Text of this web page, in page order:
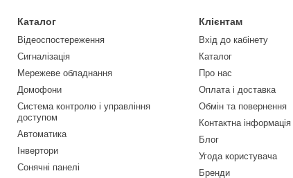
Каталог
Відеоспостереження
Сигналізація
Мережеве обладнання
Домофони
Система контролю і управління
доступом
Автоматика
Інвертори
Сонячні панелі
Клієнтам
Вхід до кабінету
Каталог
Про нас
Оплата і доставка
Обмін та повернення
Контактна інформація
Блог
Угода користувача
Бренди